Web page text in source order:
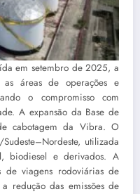
em setembro de 2025, a
áreas de operações e
o compromisso com
A expansão da Base de
cabotagem da Vibra. O
utilizada
biodiesel e derivados. A
de viagens rodoviárias de
redução das emissões de